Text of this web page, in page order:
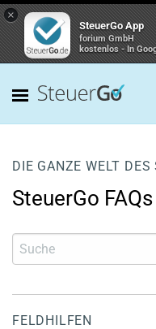
×
SteuerGo App
forium GmbH
kostenlos - In
DIE GANZE WELT DES
SteuerGo FAQs
FELDHILFEN